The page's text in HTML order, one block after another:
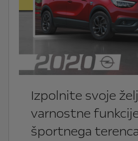
Izpolnite svoje
varnostne
športnega